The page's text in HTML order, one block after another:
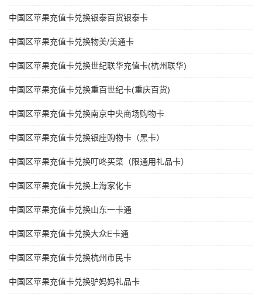
中国区苹果充值卡兑换银泰百货银泰卡
中国区苹果充值卡兑换物美/美通卡
中国区苹果充值卡兑换世纪联华充值卡(杭州联华)
中国区苹果充值卡兑换重百世纪卡(重庆百货)
中国区苹果充值卡兑换南京中央商场购物卡
中国区苹果充值卡兑换银座购物卡（黑卡）
中国区苹果充值卡兑换叮咚买菜（限通用礼品卡）
中国区苹果充值卡兑换上海家化卡
中国区苹果充值卡兑换山东一卡通
中国区苹果充值卡兑换大众E卡通
中国区苹果充值卡兑换杭州市民卡
中国区苹果充值卡兑换驴妈妈礼品卡